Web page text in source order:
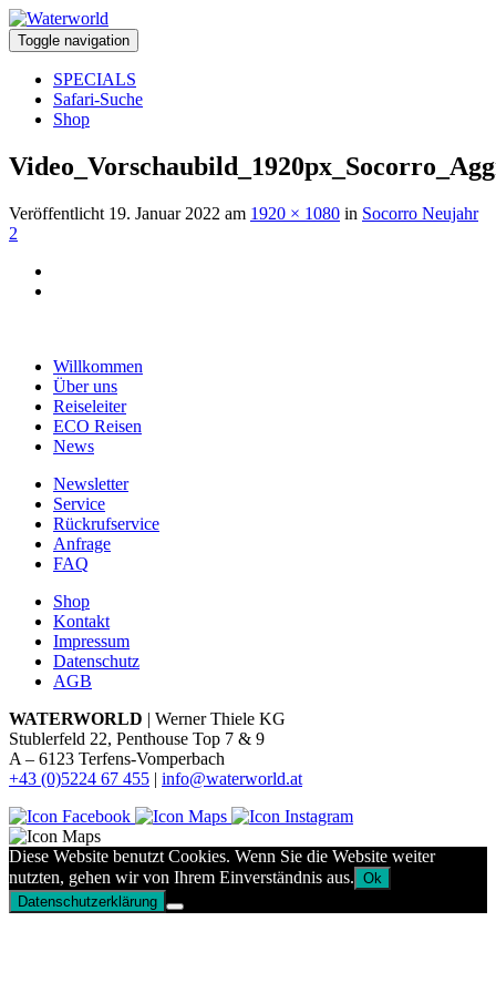
Toggle navigation
SPECIALS
Safari-Suche
Shop
Veröffentlicht 19. Januar 2022 am 1920 × 1080 in Socorro Neujahr
2
Willkommen
Über uns
Reiseleiter
ECO Reisen
News
Newsletter
Service
Rückrufservice
Anfrage
FAQ
Shop
Kontakt
Impressum
Datenschutz
AGB
WATERWORLD | Werner Thiele KG
Stublerfeld 22, Penthouse Top 7 & 9
A – 6123 Terfens-Vomperbach
+43 (0)5224 67 455 | info@waterworld.at
Diese Website benutzt Cookies. Wenn Sie die Website weiter
nutzten, gehen wir von Ihrem Einverständnis aus. Ok
Datenschutzerklärung